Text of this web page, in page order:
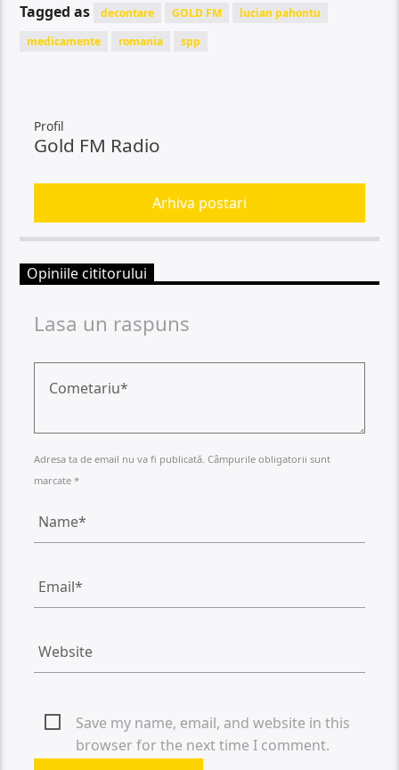
Tagged as decontare GOLD FM
lucian pahontu
medicamente
romania spp
Profil
Gold FM Radio
Arhiva postari
Opiniile cititorului
Lasa un raspuns
Adresa ta de email nu va fi publicată. Câmpurile obligatorii sunt
marcate *
Save my name, email, and website in this
browser for the next time I comment.